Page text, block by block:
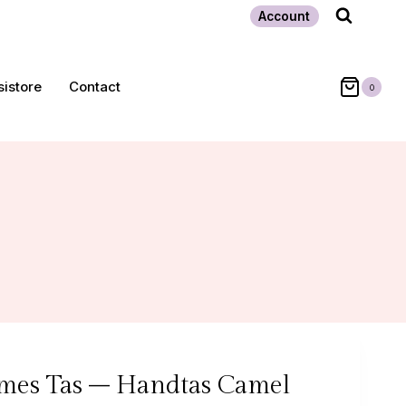
Account
Contact 0
Tas – Handtas Camel